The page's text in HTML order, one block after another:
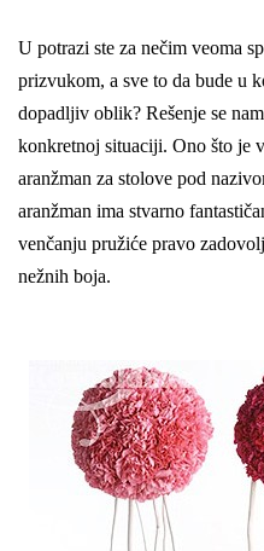
U potrazi ste za nečim veoma
prizvukom, a sve to da bude u
dopadljiv oblik? Rešenje se
konkretnoj situaciji. Ono što je
aranžman za stolove pod
aranžman ima stvarno
venčanju pružiće pravo
nežnih boja.